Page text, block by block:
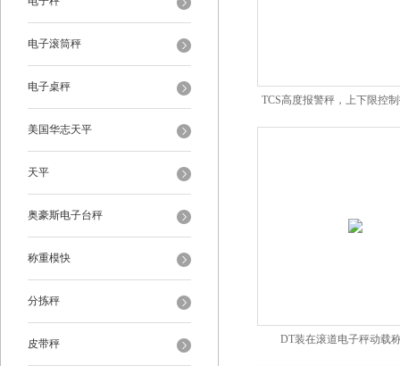
电子滚筒秤
电子桌秤
美国华志天平
天平
奥豪斯电子台秤
称重模快
分拣秤
皮带秤
TCS高度报警秤，上下限控
秤
DT装在滚道电子秤动载